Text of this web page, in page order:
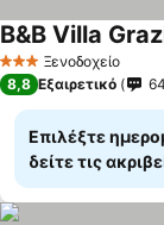
3 ΑστέριαΞενοδοχείο
B&B Villa
8,8 Εξαιρετικό
Επιλέξτε
δείτε τις